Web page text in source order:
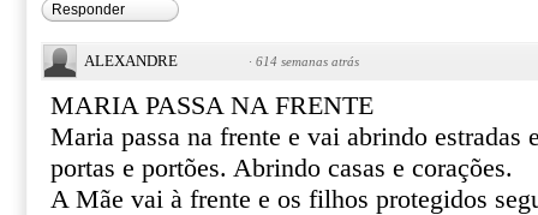
Responder
ALEXANDRE · 614 semanas atrás
MARIA PASSA NA FRENTE
Maria passa na frente e vai abrindo estradas
portas e portões. Abrindo casas e corações.
A Mãe vai à frente e os filhos protegidos